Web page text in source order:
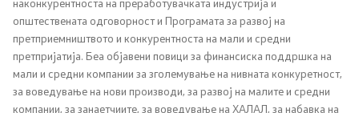
Отворена Влада
Отчетност
општествената одговорност и Програмата за развој на
претприемништвото и конкурентноста на мали и средни
претпријатија. Беа објавени повици за финансиска поддршка на
мали и средни компании за зголемување на нивната конкуретност,
за воведување на нови производи, за развој на малите и средни
компании, за занаетчиите, за воведување на ХАЛАЛ, за набавка на